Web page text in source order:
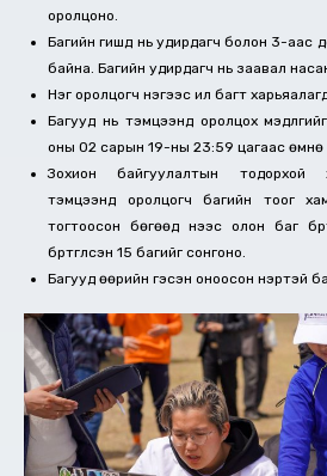
оролцоно.
Багийн гишүүд нь удирдагч болон 3-аас
байна. Багийн удирдагч нь заавал
Нэг оролцогч нэгээс илүү багт
Багууд нь тэмцээнд оролцох
оны 02 сарын 19-ны 23:59 цагаас өмнө
Зохион байгуулалтын тодорхой
тэмцээнд оролцогч багийн тоог
тогтоосон бөгөөд үүнээс олон баг
бүртгүүлсэн 15 багийг сонгоно.
Багууд өөрийн гэсэн оноосон нэртэй